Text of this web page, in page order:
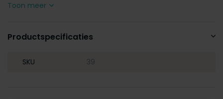
Toon meer
Productspecificaties
SKU 39